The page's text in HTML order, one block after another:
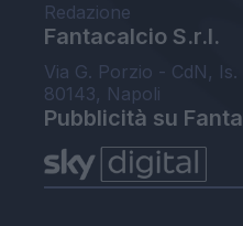
Redazione
Fantacalcio S.r.l.
Via G. Porzio - CdN, Is.
80143, Napoli
Pubblicità su